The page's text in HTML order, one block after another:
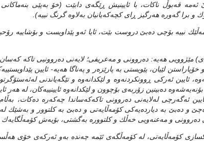
قه‌بوڵ ناكات، با ئایینیش ڕێگه‌ی‌ دابێت (خۆ به‌پێی‌
برا گه‌وره‌ هه‌رگیز ڕای‌ كچه‌كه‌یانیان به‌لاوه‌ گرنگ نییه‌).
نییه‌ بۆچی ده‌بێ دروست بێت، ئایا ئه‌و پێداویست و بۆشاییه‌
مێژوویی‌ هه‌یه‌: ده‌روونی‌ و مه‌عریفی‌؛ لایه‌نی‌ ده‌روونیی‌ تاكه‌
لێیان، پێویستی‌ به‌ پارێزه‌ر و په‌ناگا هه‌یه‌- ئایین
ئایین ئه‌ركی‌ ڕوونكردنه‌وه‌ و لێكدانه‌وه‌ و تێگه‌یاندنی‌
ده‌بینین زۆربه‌ی‌ بۆچوون و لێكدانه‌وه‌ ئایینییه‌كان، له‌ هه‌ر
ئه‌گه‌رچی‌ له‌لایه‌نی‌ ده‌روونی‌ تاكه‌كه‌ساندا چه‌كه‌ره‌ ده‌كات،
و ده‌بێ‌ به‌ دیارده‌یه‌كی‌ كۆمه‌ڵایه‌تی‌ و ده‌بێ‌ به‌ كلتوور و به‌شێك
ده‌روونی‌ و مه‌عنه‌ویی‌ خه‌ڵك و كلتووره‌ به‌گشتی‌، بۆیه‌ش كۆمه‌ڵگایه‌ك
كۆمه‌ڵایه‌تی، له‌ كۆمه‌ڵگه‌ی ئێمه‌ چه‌نده‌ به‌و ئه‌ركه‌ی خۆی